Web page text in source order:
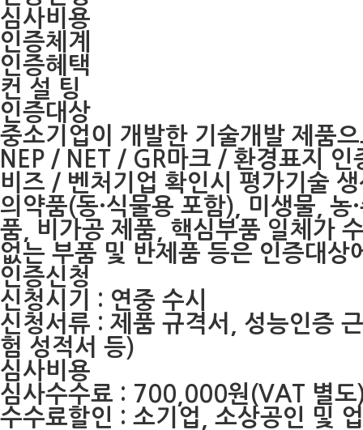
심사비용
인증체계
인증혜택
컨 설 팅
인증대상
중소기업이 개발한 기술개발 제품
NEP / NET / GR마크 / 환경표지
비즈 / 벤처기업 확인시 평가기술
의약품(동·식물용 포함), 미생물, 농
품, 비가공 제품, 핵심부품 일체가
없는 부품 및 반제품 등은 인증대상
인증신청
신청시기 : 연중 수시
신청서류 : 제품 규격서, 성능인증
험 성적서 등)
심사비용
심사수수료 : 700,000원(VAT 별도
수수료할인 : 소기업, 소상공인 및